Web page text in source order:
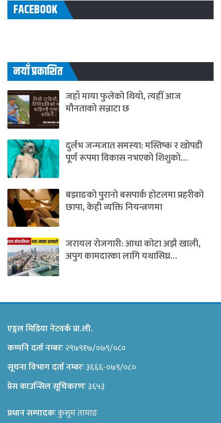
FACEBOOK
नयाँ प्रकाशित
जहाँ माया फुलेको थियो, त्यहीँ आज
मौनताको सन्नाटा छ
दुर्लभ जन्मजात समस्या: मस्तिष्क र खोपडी
पूर्ण रूपमा विकास नभएको शिशुको…
बझाङको पुरानो बसपार्क होटलमा प्रहरीको
छापा, केही व्यक्ति नियन्त्रणमा
जरायल रोजगारी: आधा कोटा अझै खाली,
अपुग कामदारका लागि यथासिघ्र…
एङ्गल मिडिया नेटवर्क प्रा.ली.
कम्पनि दर्ता नम्बरः२९७९१७/०७९/०८०
सूचना विभाग दर्ता नम्बरः३६६६-०७९/०८०
प्रेस काउन्सिल सूचिकरणः३६५३
प्रधान सम्पादकःकुसुम तामाङ